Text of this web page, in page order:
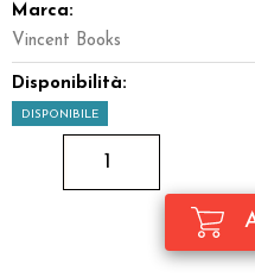
Marca:
Vincent Books
Disponibilità:
DISPONIBILE